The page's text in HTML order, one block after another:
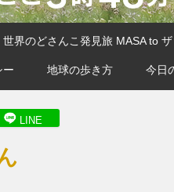
世界のどさんこ発見旅 MASA to
地球の歩き方 今日
LINE